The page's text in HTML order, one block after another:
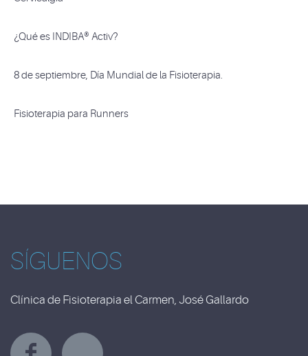
¿Qué es INDIBA® Activ?
8 de septiembre, Día Mundial de la Fisioterapia.
Fisioterapia para Runners
SÍGUENOS
Clínica de Fisioterapia el Carmen, José Gallardo